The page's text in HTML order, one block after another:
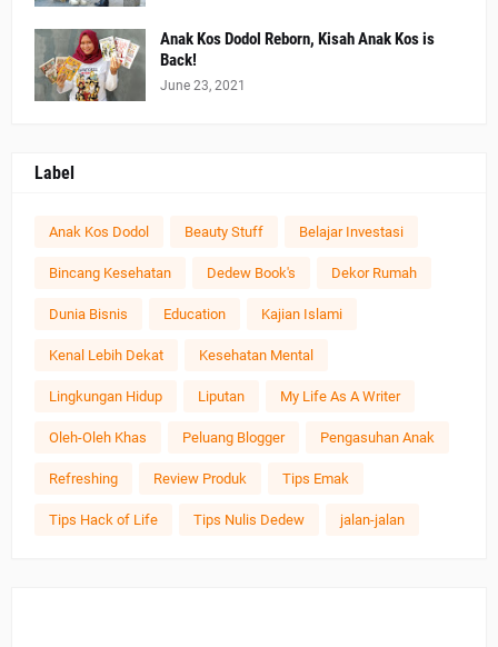
Anak Kos Dodol Reborn, Kisah Anak Kos is
Back!
June 23, 2021
Label
Anak Kos Dodol Beauty Stuff Belajar Investasi
Bincang Kesehatan Dedew Book's Dekor Rumah
Dunia Bisnis Education Kajian Islami
Kenal Lebih Dekat Kesehatan Mental
Lingkungan Hidup Liputan My Life As A Writer
Oleh-Oleh Khas Peluang Blogger Pengasuhan Anak
Refreshing Review Produk Tips Emak
Tips Hack of Life Tips Nulis Dedew jalan-jalan